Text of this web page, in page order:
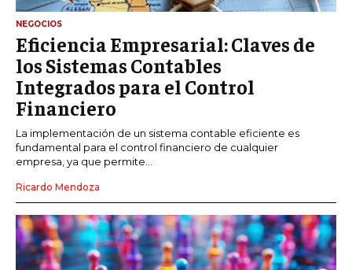
NEGOCIOS
Eficiencia Empresarial: Claves de
los Sistemas Contables
Integrados para el Control
Financiero
La implementación de un sistema contable eficiente es
fundamental para el control financiero de cualquier
empresa, ya que permite...
Ricardo Mendoza